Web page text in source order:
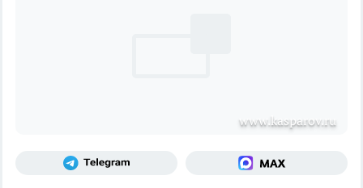
www.kasparov.ru